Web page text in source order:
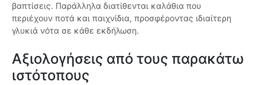
βαπτίσεις. Παράλληλα διατίθενται καλάθια που
περιέχουν ποτά και παιχνίδια, προσφέροντας ιδιαίτερη
γλυκιά νότα σε κάθε εκδήλωση.
Αξιολογήσεις από τους παρακάτω
ιστότοπους